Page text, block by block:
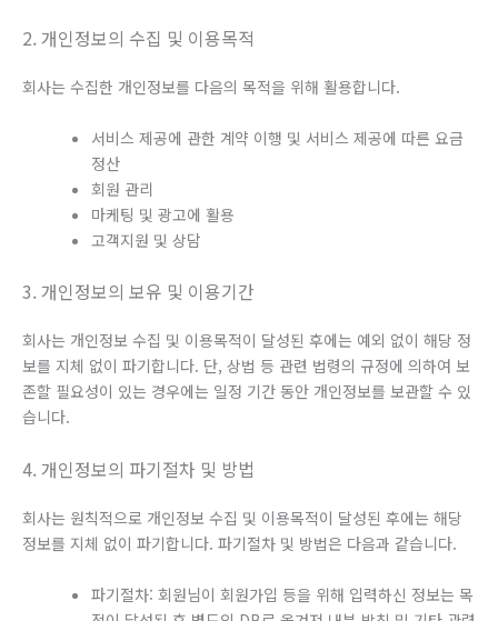
2. 개인정보의 수집 및 이용목적
회사는 수집한 개인정보를 다음의 목적을 위해 활용합니다.
서비스 제공에 관한 계약 이행 및 서비스 제공에 따른 요금
정산
회원 관리
마케팅 및 광고에 활용
고객지원 및 상담
3. 개인정보의 보유 및 이용기간
회사는 개인정보 수집 및 이용목적이 달성된 후에는 예외 없이 해당 정
보를 지체 없이 파기합니다. 단, 상법 등 관련 법령의 규정에 의하여 보
존할 필요성이 있는 경우에는 일정 기간 동안 개인정보를 보관할 수 있
습니다.
4. 개인정보의 파기절차 및 방법
회사는 원칙적으로 개인정보 수집 및 이용목적이 달성된 후에는 해당
정보를 지체 없이 파기합니다. 파기절차 및 방법은 다음과 같습니다.
파기절차: 회원님이 회원가입 등을 위해 입력하신 정보는 목